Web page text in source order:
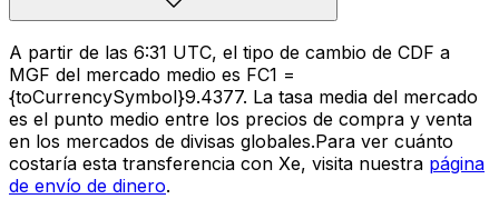
A partir de las 6:31 UTC, el tipo de cambio de CDF a
MGF del mercado medio es FC1 =
{toCurrencySymbol}9.4377. La tasa media del mercado
es el punto medio entre los precios de compra y venta
en los mercados de divisas globales.Para ver cuánto
costaría esta transferencia con Xe, visita nuestra página
de envío de dinero.